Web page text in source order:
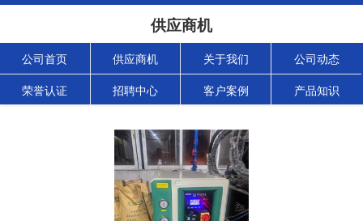
供应商机
公司首页 供应商机 关于我们 公司动态
荣誉认证 招聘中心 客户案例 产品知识